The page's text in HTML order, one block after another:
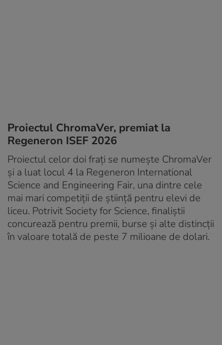
Proiectul ChromaVer, premiat la
Regeneron ISEF 2026
Proiectul celor doi frați se numește ChromaVer
și a luat locul 4 la Regeneron International
Science and Engineering Fair, una dintre cele
mai mari competiții de știință pentru elevi de
liceu. Potrivit Society for Science, finaliștii
concurează pentru premii, burse și alte distincții
în valoare totală de peste 7 milioane de dolari.